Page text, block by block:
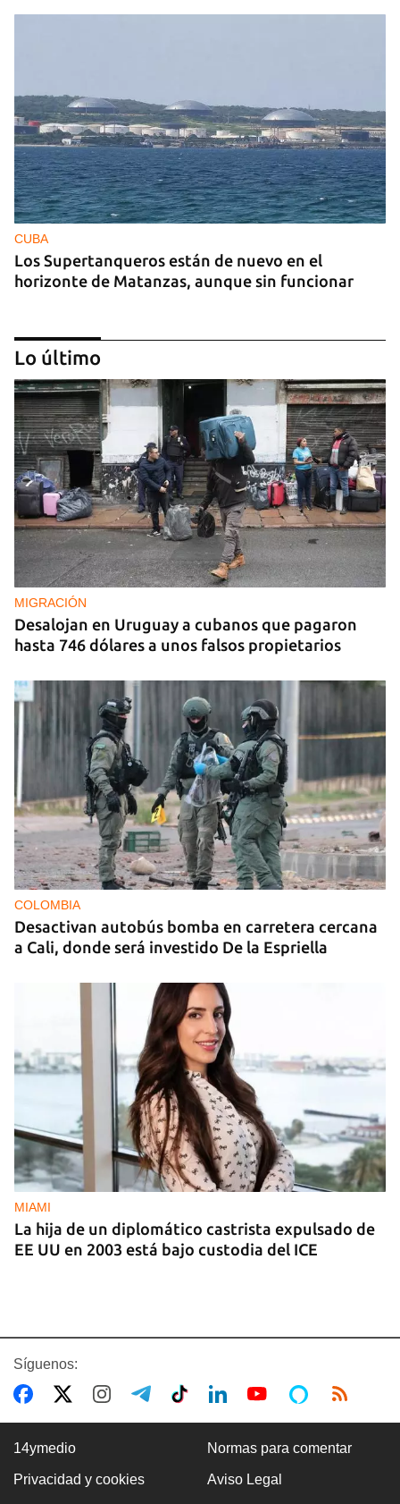
CUBA
Los Supertanqueros están de nuevo en el
horizonte de Matanzas, aunque sin funcionar
REPRESIÓN
La Seguridad del Estado realiza operativos en el
aniversario del Maleconazo
Lo último
MIGRACIÓN
Desalojan en Uruguay a cubanos que pagaron
hasta 746 dólares a unos falsos propietarios
COLOMBIA
Desactivan autobús bomba en carretera cercana
a Cali, donde será investido De la Espriella
MIAMI
La hija de un diplomático castrista expulsado de
EE UU en 2003 está bajo custodia del ICE
Síguenos:
14ymedio Normas para comentar
Privacidad y cookies Aviso Legal